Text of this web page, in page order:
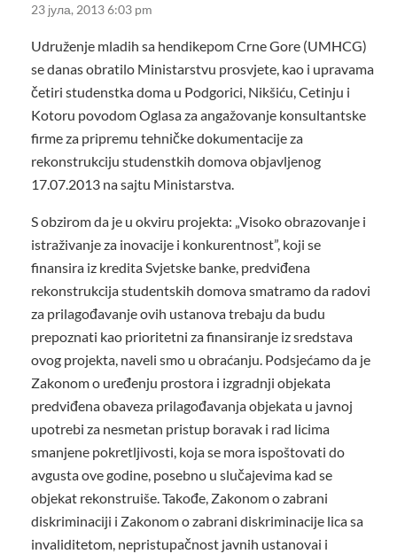
23 јула, 2013 6:03 pm
Udruženje mladih sa hendikepom Crne Gore (UMHCG)
se danas obratilo Ministarstvu prosvjete, kao i upravama
četiri studenstka doma u Podgorici, Nikšiću, Cetinju i
Kotoru povodom Oglasa za angažovanje konsultantske
firme za pripremu tehničke dokumentacije za
rekonstrukciju studenstkih domova objavljenog
17.07.2013 na sajtu Ministarstva.
S obzirom da je u okviru projekta: „Visoko obrazovanje i
istraživanje za inovacije i konkurentnost”, koji se
finansira iz kredita Svjetske banke, predviđena
rekonstrukcija studentskih domova smatramo da radovi
za prilagođavanje ovih ustanova trebaju da budu
prepoznati kao prioritetni za finansiranje iz sredstava
ovog projekta, naveli smo u obraćanju. Podsjećamo da je
Zakonom o uređenju prostora i izgradnji objekata
predviđena obaveza prilagođavanja objekata u javnoj
upotrebi za nesmetan pristup boravak i rad licima
smanjene pokretljivosti, koja se mora ispoštovati do
avgusta ove godine, posebno u slučajevima kad se
objekat rekonstruiše. Takođe, Zakonom o zabrani
diskriminaciji i Zakonom o zabrani diskriminacije lica sa
invaliditetom, nepristupačnost javnih ustanovai i